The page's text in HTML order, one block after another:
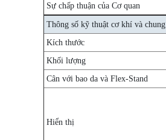
Sự chấp thuận của Cơ quan
Thông số kỹ thuật cơ khí và chung
Kích thước
Khối lượng
Cân với bao da và Flex-Stand
Hiển thị